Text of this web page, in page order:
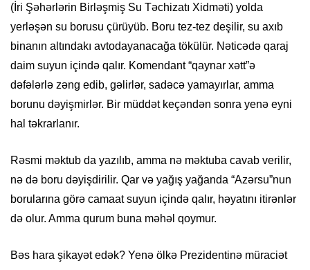
(İri Şəhərlərin Birləşmiş Su Təchizatı Xidməti) yolda
yerləşən su borusu çürüyüb. Boru tez-tez deşilir, su axıb
binanın altındakı avtodayanacağa tökülür. Nəticədə qaraj
daim suyun içində qalır. Komendant “qaynar xətt”ə
dəfələrlə zəng edib, gəlirlər, sadəcə yamayırlar, amma
borunu dəyişmirlər. Bir müddət keçəndən sonra yenə eyni
hal təkrarlanır.
Rəsmi məktub da yazılıb, amma nə məktuba cavab verilir,
nə də boru dəyişdirilir. Qar və yağış yağanda “Azərsu”nun
borularına görə camaat suyun içində qalır, həyatını itirənlər
də olur. Amma qurum buna məhəl qoymur.
Bəs hara şikayət edək? Yenə ölkə Prezidentinə müraciət